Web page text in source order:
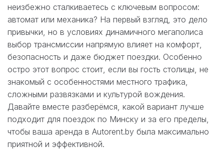
неизбежно сталкиваетесь с ключевым вопросом:
автомат или механика? На первый взгляд, это дело
привычки, но в условиях динамичного мегаполиса
выбор трансмиссии напрямую влияет на комфорт,
безопасность и даже бюджет поездки. Особенно
остро этот вопрос стоит, если вы гость столицы, не
знакомый с особенностями местного трафика,
сложными развязками и культурой вождения.
Давайте вместе разберёмся, какой вариант лучше
подходит для поездок по Минску и за его пределы,
чтобы ваша аренда в Autorent.by была максимально
приятной и эффективной.